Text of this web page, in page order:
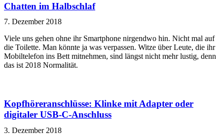
Chatten im Halbschlaf
7. Dezember 2018
Viele uns gehen ohne ihr Smartphone nirgendwo hin. Nicht mal auf
die Toilette. Man könnte ja was verpassen. Witze über Leute, die ihr
Mobiltelefon ins Bett mitnehmen, sind längst nicht mehr lustig, denn
das ist 2018 Normalität.
Kopfhöreranschlüsse: Klinke mit Adapter oder
digitaler USB-C-Anschluss
3. Dezember 2018